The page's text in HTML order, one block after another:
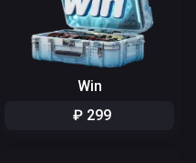
Win
₽ 299